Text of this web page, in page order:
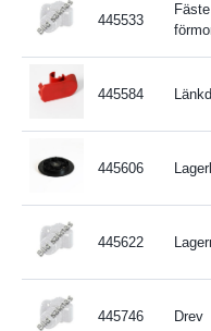
445533
Fäste
445584
445606
445622
445746 Drev